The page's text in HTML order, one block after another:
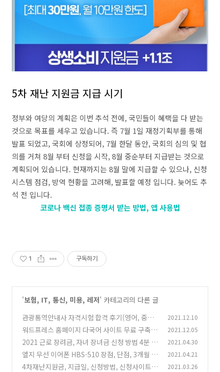
5차 재난 지원금 지급 시기
정부와 여당의 계획은 이번 추석 전에, 국민들이 혜택을 다 받는
것으로 목표를 세우고 있습니다. 즉 7월 1일 재정기획부를 통해
발표 되었고, 국회에 상정되어, 7월 한달 동안, 국회의 심의 및 협
의를 거쳐 8월 부터 신청을 시작, 8월 중순부터 지급받는 것으로
계획되어 있습니다. 현재까지는 8월 말에 지급할 수 있으나, 신청
시스템 점검, 방역 현황을 고려해, 발표할 예정 입니다. 늦어도 추
석 전 입니다.
코로나 백신 접종 증명서 받는 방법, 앱 사용법
1 구독하기
'보험, IT, 통신, 미용, 레저' 카테고리의 다른 글
관광통역안내사 자격시험 합격 후기(영어, 중국
어) 학원, 인강, 독학 장단점
(4)
2021.12.10
워드프레스 홈페이지 다국어 사이트 무료 구축 폴
리랭 Polylang (0)
2021.12.05
2021 근로 장려금, 자녀 장녀금 신청 방법 4분 안
에 쉽게 이해하기
(0)
2021.04.30
엘지 무선 이어폰 HBS-510 장점, 단점, 3개월 사
용 후기 정리 (0)
2021.04.21
4차재난지원금, 지급일, 신청방법, 신청사이트
2021.03.26